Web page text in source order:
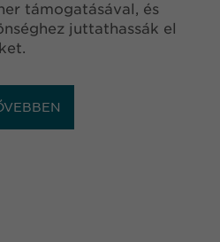
támogatásával, és
juttathassák el